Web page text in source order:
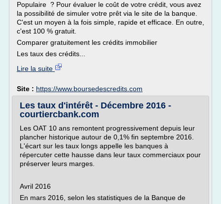
Populaire ? Pour évaluer le coût de votre crédit, vous avez
la possibilité de simuler votre prêt via le site de la banque.
C'est un moyen à la fois simple, rapide et efficace. En outre,
c'est 100 % gratuit.
Comparer gratuitement les crédits immobilier
Les taux des crédits...
Lire la suite
Site : https://www.boursedescredits.com
Les taux d'intérêt - Décembre 2016 -
courtiercbank.com
Les OAT 10 ans remontent progressivement depuis leur
plancher historique autour de 0,1% fin septembre 2016.
L'écart sur les taux longs appelle les banques à
répercuter cette hausse dans leur taux commerciaux pour
préserver leurs marges.
Avril 2016
En mars 2016, selon les statistiques de la Banque de